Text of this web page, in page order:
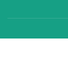
Політика